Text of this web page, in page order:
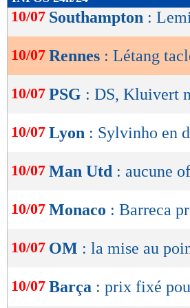
de
OK
10/07 Southampton :
10/07 Rennes : Létang
10/07 PSG : DS, Kluivert
10/07 Lyon : Sylvinho en
10/07 Man Utd : aucune
10/07 Monaco : Barreca
10/07 OM : la mise au
10/07 Barça : prix fixé